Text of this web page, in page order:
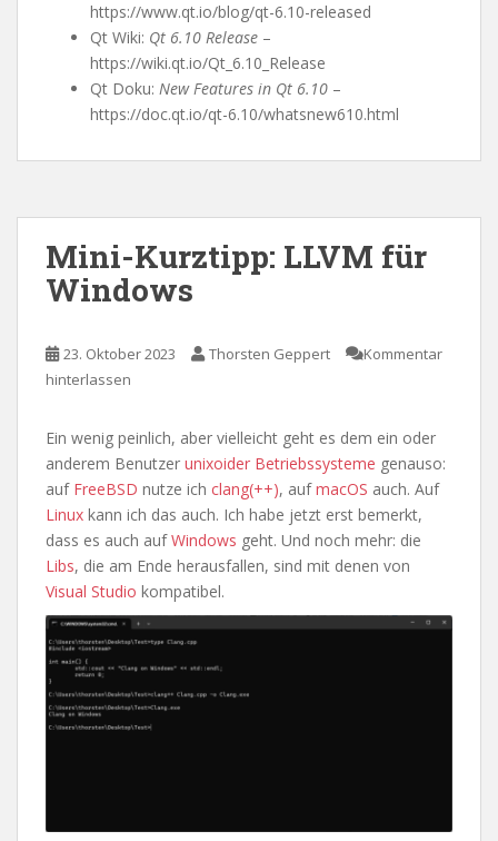
https://www.qt.io/blog/qt-6.10-released
Qt Wiki: Qt 6.10 Release –
https://wiki.qt.io/Qt_6.10_Release
Qt Doku: New Features in Qt 6.10 –
https://doc.qt.io/qt-6.10/whatsnew610.html
Mini-Kurztipp: LLVM für
Windows
23. Oktober 2023 Thorsten Geppert
Kommentar
hinterlassen
Ein wenig peinlich, aber vielleicht geht es dem ein oder
anderem Benutzer unixoider Betriebssysteme genauso:
auf FreeBSD nutze ich clang(++), aufmacOS auch. Auf
Linux kann ich das auch. Ich habe jetzt erst bemerkt,
dass es auch aufWindows geht. Und noch mehr: die
Libs, die am Ende herausfallen, sind mit denen von
Visual Studio kompatibel.